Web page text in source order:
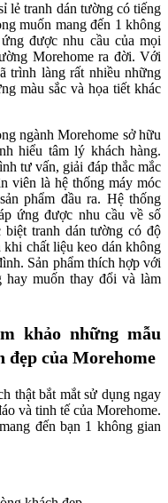
lẻ tranh dán tường có tiếng
muốn mang đến 1 không
được nhu cầu của mọi
Morehome ra đời. Với
trình làng rất nhiều những
màu sắc và họa tiết khác
ngành Morehome sở hữu
hiểu tâm lý khách hàng.
tư vấn, giải đáp thắc mắc
viên là hệ thống máy móc
phẩm đầu ra. Hệ thống
ứng được nhu cầu về số
tranh dán tường có độ
chất liệu keo dán không
Sản phẩm thích hợp với
muốn thay đổi và làm
khảo những mẫu
đẹp của Morehome
thật bắt mắt sử dụng ngay
và tinh tế của Morehome.
đến bạn 1 không gian